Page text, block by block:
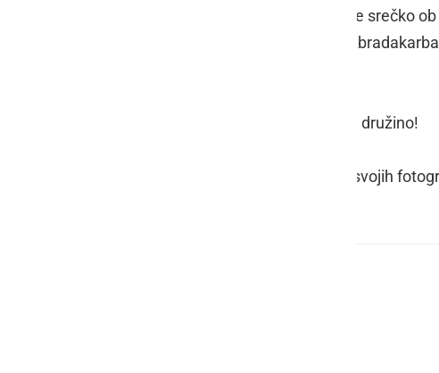
18:30 – NAGRADNA IGRA – prejmite srečko
18:30 – Ognjeni nastop: Fire show
📢 Ne pozabite povabiti prijateljev in družino!
📲 Delite dogodek, označite nas na svojih